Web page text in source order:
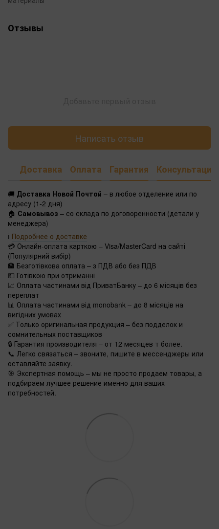
Отзывы
Написать отзыв
Доставка Оплата Гарантия Консультация
🚚 Доставка Новой Почтой – в любое отделение или по
адресу (1-2 дня)
🏠 Самовывоз – со склада по договоренности (детали у
менеджера)
ℹ️ Подробнее о доставке
💳 Онлайн-оплата карткою – Visa/MasterCard на сайті
(Популярний вибір)
🏦 Безготівкова оплата – з ПДВ або без ПДВ
💵 Готівкою при отриманні
📈 Оплата частинами від ПриватБанку – до 6 місяців без
переплат
📊 Оплата частинами від monobank – до 8 місяців на
вигідних умовах
✅ Только оригинальная продукция – без подделок и
сомнительных поставщиков
🔒 Гарантия производителя – от 12 месяцев т более.
📞 Легко связаться – звоните, пишите в мессенджеры или
оставляйте заявку.
🎯 Экспертная помощь – мы не просто продаем товары, а
подбираем лучшее решение именно для ваших
потребностей.